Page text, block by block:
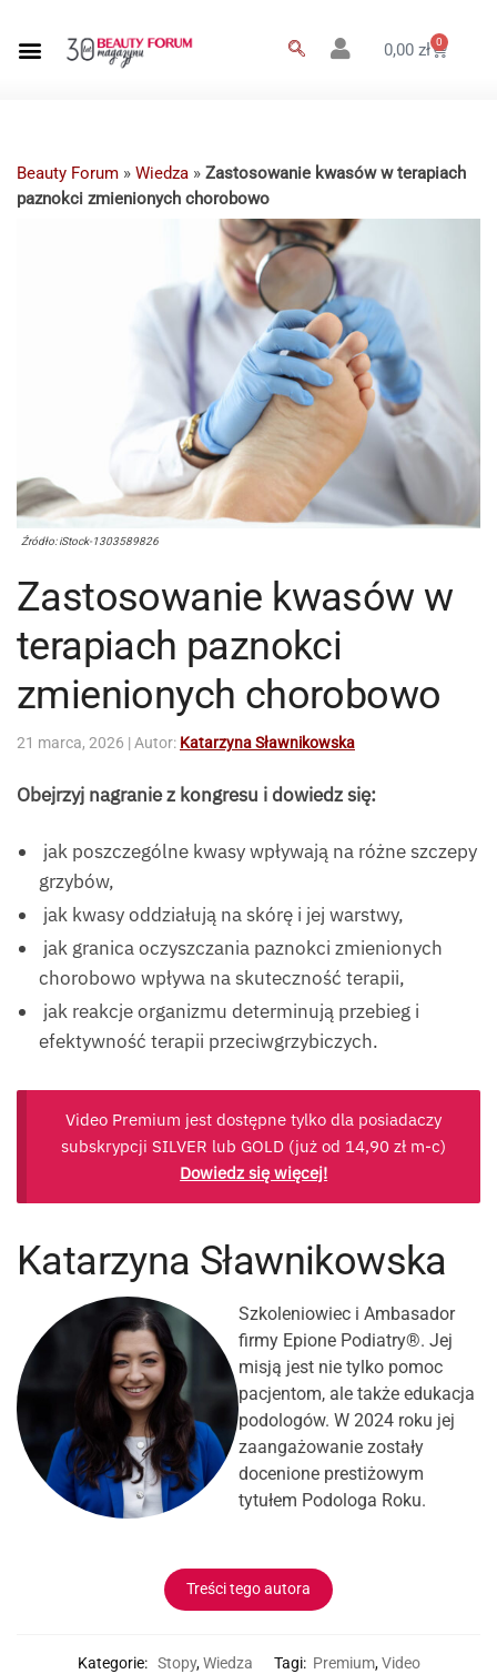
0,00zł 0
Beauty Forum » Wiedza » Zastosowanie kwasów w terapiach
paznokci zmienionych chorobowo
Źródło: iStock-1303589826
Zastosowanie kwasów w
terapiach paznokci
zmienionych chorobowo
21 marca, 2026 | Autor: Katarzyna Sławnikowska
Obejrzyj nagranie z kongresu i dowiedz się:
jak poszczególne kwasy wpływają na różne szczepy
grzybów,
jak kwasy oddziałują na skórę i jej warstwy,
jak granica oczyszczania paznokci zmienionych
chorobowo wpływa na skuteczność terapii,
jak reakcje organizmu determinują przebieg i
efektywność terapii przeciwgrzybiczych.
Video Premium jest dostępne tylko dla posiadaczy
subskrypcji SILVER lub GOLD (już od 14,90zł m-c)
Dowiedz się więcej!
Katarzyna Sławnikowska
Szkoleniowiec i Ambasador
firmy Epione Podiatry®. Jej
misją jest nie tylko pomoc
pacjentom, ale także edukacja
podologów. W 2024 roku jej
zaangażowanie zostały
docenione prestiżowym
tytułem Podologa Roku.
Treści tego autora
Kategorie: Stopy,Wiedza Tagi: Premium,Video